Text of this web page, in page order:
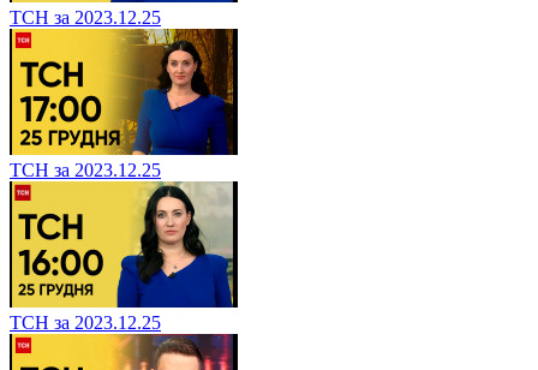
ТСН за 2023.12.25
ТСН за 2023.12.25
ТСН за 2023.12.25